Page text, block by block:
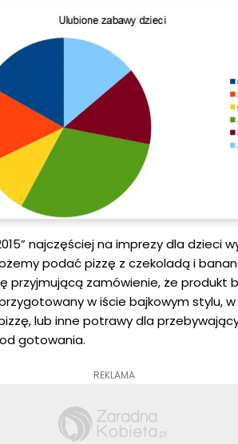
najczęściej na imprezy dla dzieci
podać pizzę z czekoladą i
zamówienie, że produkt
w iście bajkowym stylu,
lub inne potrawy dla
gotowania.
REKLAMA